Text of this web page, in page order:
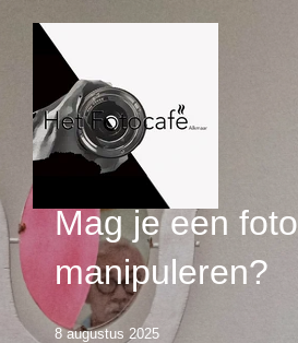
Mag je een foto
manipuleren?
8 augustus 2025